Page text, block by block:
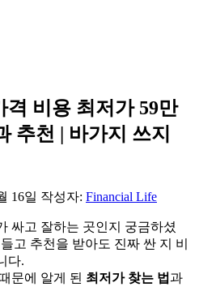
비용 최저가 59만
추천 | 바가지 쓰지
16일 작성자: Financial Life
싸고 잘하는 곳인지 궁금하셨
고 추천을 받아도 진짜 싼 지 비
다.
문에 알게 된 최저가 찾는 법과